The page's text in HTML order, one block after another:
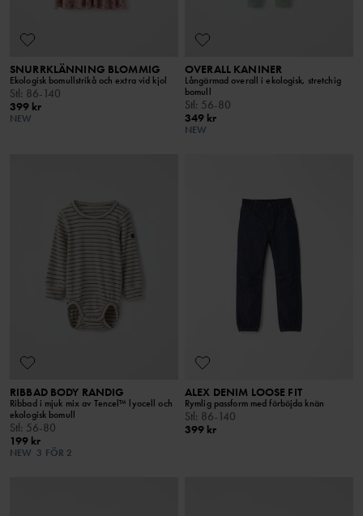
SNURRKLÄNNING BLOMMIG
Ekologisk bomullstrikå och extra vid kjol
Stl: 86-140
399 kr
NEW
OVERALL KANINER
Långärmad overall i ekologisk, stretchig
bomull
Stl: 56-80
349 kr
NEW
RIBBAD BODY RANDIG
Ribbad i mjuk mix av Tencel™ lyocell och
ekologisk bomull
Stl: 56-80
199 kr
NEW 3 FÖR 2
ALEX DENIM LOOSE FIT
Rymlig passform med förböjda knän
Stl: 86-140
399 kr